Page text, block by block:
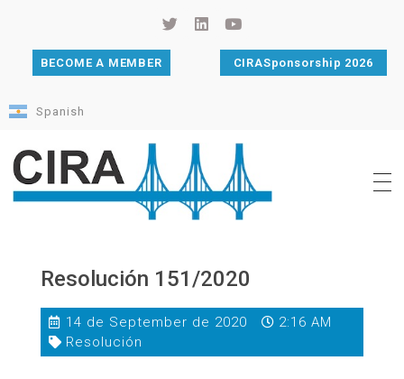
BECOME A MEMBER CIRASponsorship 2026
Spanish
Resolución 151/2020
14 de September de 2020
2:16 AM
Resolución